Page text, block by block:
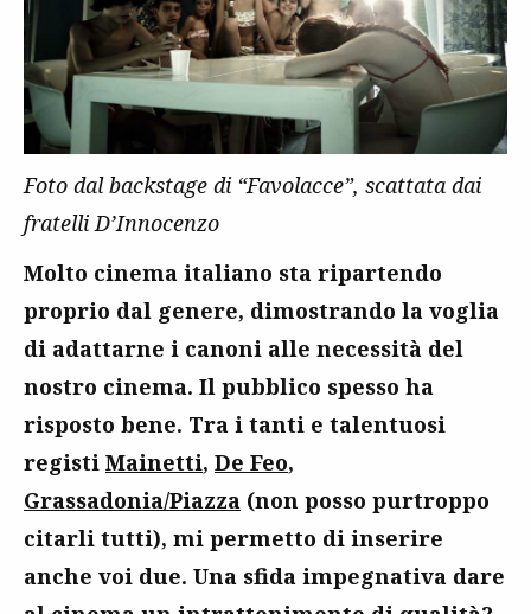
Foto dal backstage di “Favolacce”, scattata dai
fratelli D’Innocenzo
Molto cinema italiano sta ripartendo
proprio dal genere, dimostrando la voglia
di adattarne i canoni alle necessità del
nostro cinema. Il pubblico spesso ha
risposto bene. Tra i tanti e talentuosi
registi Mainetti, De Feo,
Grassadonia/Piazza (non posso purtroppo
citarli tutti), mi permetto di inserire
anche voi due. Una sfida impegnativa dare